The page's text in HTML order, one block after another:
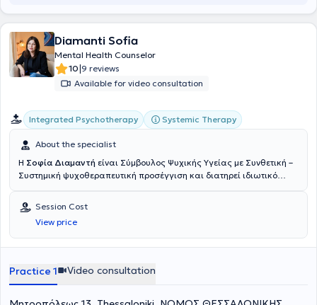
Diamanti Sofia
Mental Health Counselor
10|9 reviews
Available for video consultation
Integrated Psychotherapy Systemic Therapy
About the specialist
Η Σοφία Διαμαντή είναι Σύμβουλος Ψυχικής Υγείας με Συνθετική –
Συστημική ψυχοθεραπευτική προσέγγιση και διατηρεί ιδιωτικό
εκπαίδευση στη Συμβουλευτική και την Ψυχοθεραπεία στο Κέντρο
Εφαρμοσμένης Συμβουλευτικής και Ψυχοθεραπείας (ΚΕΨΥΣΗ),
καθώς και το μονοετές πρόγραμμα Βιοθυμικής Κλινικής Ύπνωσης
στο ίδιο κέντρο. Επιπλέον, έχει εκπαιδευτεί στη Συμβουλευτική
ταυτότητα έχει διαμορφωθεί μέσα από την ολοκλήρωση της
εκπαίδευσής της στη Συνθετική – Συστημική Ψυχοθεραπεία στο
(Κε.Σ.Συ.Θ.), όπου συνεχίζει την εκπαίδευσή της στη Συμβουλευτική
Session Cost
View price
Practice 1 Video consultation